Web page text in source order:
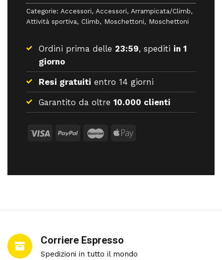
Categorie: Accessori, Accessori, Arrampicata/Climb,
Attività sportiva, Climb, Moschettoni, Moschettoni
Ordini prima delle 23:59, spediti in 1
giorno
Resi gratuiti entro 14 giorni
Garantito da oltre 10.000 clienti
Corriere Espresso
Spedizioni in tutto il mondo